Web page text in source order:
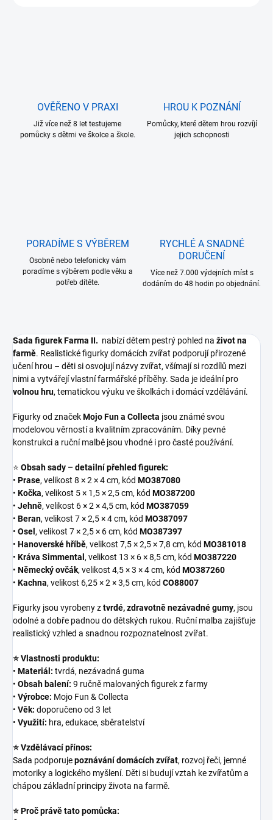
OVĚŘENO V PRAXI
Již více než 8 let testujeme
pomůcky s dětmi ve školce a škole.
HROU K POZNÁNÍ
Pomůcky, které dětem hrou rozvíjí
jejich schopnosti
PORADÍME S VÝBĚREM
Osobně nebo telefonicky vám
poradíme s výběrem podle věku a
potřeb dítěte.
RYCHLÉ A SNADNÉ
DORUČENÍ
Více než 7.000 výdejních míst s
dodáním do 48 hodin po objednání.
Sada figurek Farma II. nabízí dětem pestrý pohled na život na
farmě. Realistické figurky domácích zvířat podporují přirozené
učení hrou – děti si osvojují názvy zvířat, všímají si rozdílů mezi
nimi a vytvářejí vlastní farmářské příběhy. Sada je ideální pro
volnou hru, tematickou výuku ve školkách i domácí vzdělávání.
Figurky od značekMojo Fun a Collecta jsou známé svou
modelovou věrností a kvalitním zpracováním. Díky pevné
konstrukci a ruční malbě jsou vhodné i pro časté používání.
⭐ Obsah sady – detailní přehled figurek:
• Prase, velikost 8 × 2 × 4 cm, kód MO387080
• Kočka, velikost 5 × 1,5 × 2,5 cm, kód MO387200
• Jehně, velikost 6 × 2 × 4,5 cm, kód MO387059
• Beran, velikost 7 × 2,5 × 4 cm, kód MO387097
• Osel , velikost 7 × 2,5 × 6 cm, kód MO387397
• Hanoverské hříbě, velikost 7,5 × 2,5 × 7,8 cm, kód MO381018
• Kráva Simmental , velikost 13 × 6 × 8,5 cm, kód MO387220
• Německý ovčák, velikost 4,5 × 3 × 4 cm, kód MO387260
• Kachna, velikost 6,25 × 2 × 3,5 cm, kód CO88007
Figurky jsou vyrobeny ztvrdé, zdravotně nezávadné gumy, jsou
odolné a dobře padnou do dětských rukou. Ruční malba zajišťuje
realistický vzhled a snadnou rozpoznatelnost zvířat.
⭐ Vlastnosti produktu:
• Materiál: tvrdá, nezávadná guma
• Obsah balení: 9 ručně malovaných figurek z farmy
• Výrobce: Mojo Fun & Collecta
• Věk: doporučeno od 3 let
• Využití: hra, edukace, sběratelství
⭐ Vzdělávací přínos:
Sada podporujepoznávání domácích zvířat, rozvoj řeči, jemné
motoriky a logického myšlení. Děti si budují vztah ke zvířatům a
chápou základní principy života na farmě.
⭐ Proč právě tato pomůcka: